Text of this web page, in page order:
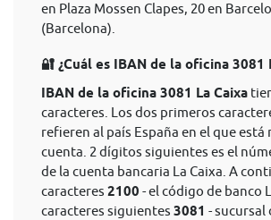
en Plaza Mossen Clapes, 20 en
(Barcelona).
🔐 ¿Cuál es IBAN de la oficina 3081
IBAN de la oficina 3081 La Caixa
caracteres. Los dos primeros
refieren al país España en el que está
cuenta. 2 dígitos siguientes es el
de la cuenta bancaria La Caixa. A
caracteres 2100 - el código de banco
caracteres siguientes 3081 - sucursal